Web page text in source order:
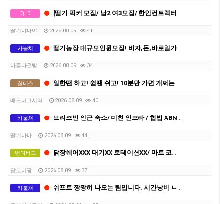
QLD [딸기 픽커 모집/ 남2.여3모집/ 한인컨트렉터X]
딸기야나야 2026.08.09 41
카불쳐 딸기농장 대규모인원모집! 비자,돈,바로일가능! 함께하실분!
아름다운밤 2026.08.09 34
칠더스 일한땐 하고! 쉴땐 쉬고! 10분만 가면 개쩌는 바닷가 있는 숙소
배드버그시러 2026.08.09 40
카불쳐 브리즈번 인근 숙소/ 미친 인프라 / 합법 ABN / 최소 기간 세컨 ,서드 가능
딸기바바 2026.08.09 44
번다버그 닭장쉐어XXX 대기XX 로테이션XX/ 마트 코앞/ 숙소컨디션 최상
달코미팜 2026.08.09 37
카불쳐 쉬프트 짱짱히 나오는 팀입니다. 시간낭비 ㄴㄴ